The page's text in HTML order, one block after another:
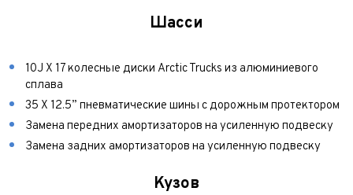
Шасси
10J X 17 колесные диски Arctic Trucks из алюминиевого
сплава
35 X 12.5” пневматические шины с дорожным протектором
Замена передних амортизаторов на усиленную подвеску
Замена задних амортизаторов на усиленную подвеску
Кузов
соглашения об обработке
персональных данных
Отправить
Количество владельцев
Принимаю условия соглашения об обработке
персональных данных
Принимаю условия
персональных данных